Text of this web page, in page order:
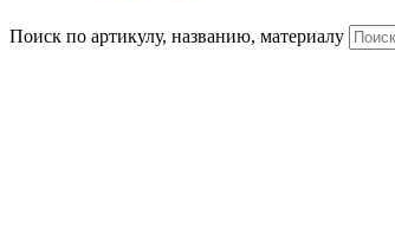
Поиск по артикулу, названию, материалу